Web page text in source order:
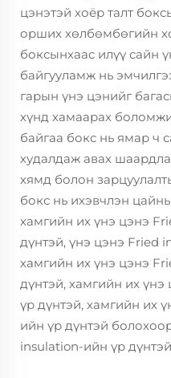
цэнэтэй хоёр талт
орших хөлбөмбөгийн
боксынхаас илүү сайн
байгууламж нь
гарын үнэ цэнийг
хүнд хамаарах
байгаа бокс нь ямар ч
худалдаж авах
хямд болон
бокс нь ихэвчлэн
хамгийн их үнэ цэнэ
дүнтэй, үнэ цэнэ Fried
хамгийн их үнэ цэнэ
дүнтэй, хамгийн их
үр дүнтэй, хамгийн их
ийн үр дүнтэй
insulation-ийн үр